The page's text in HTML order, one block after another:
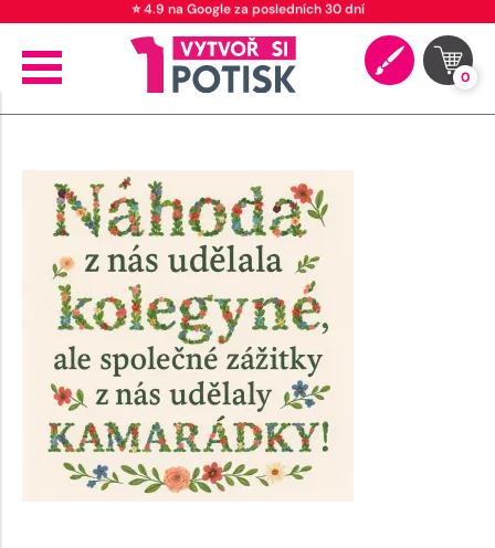
⭐ 4.9 na Google za posledních 30 dní
0